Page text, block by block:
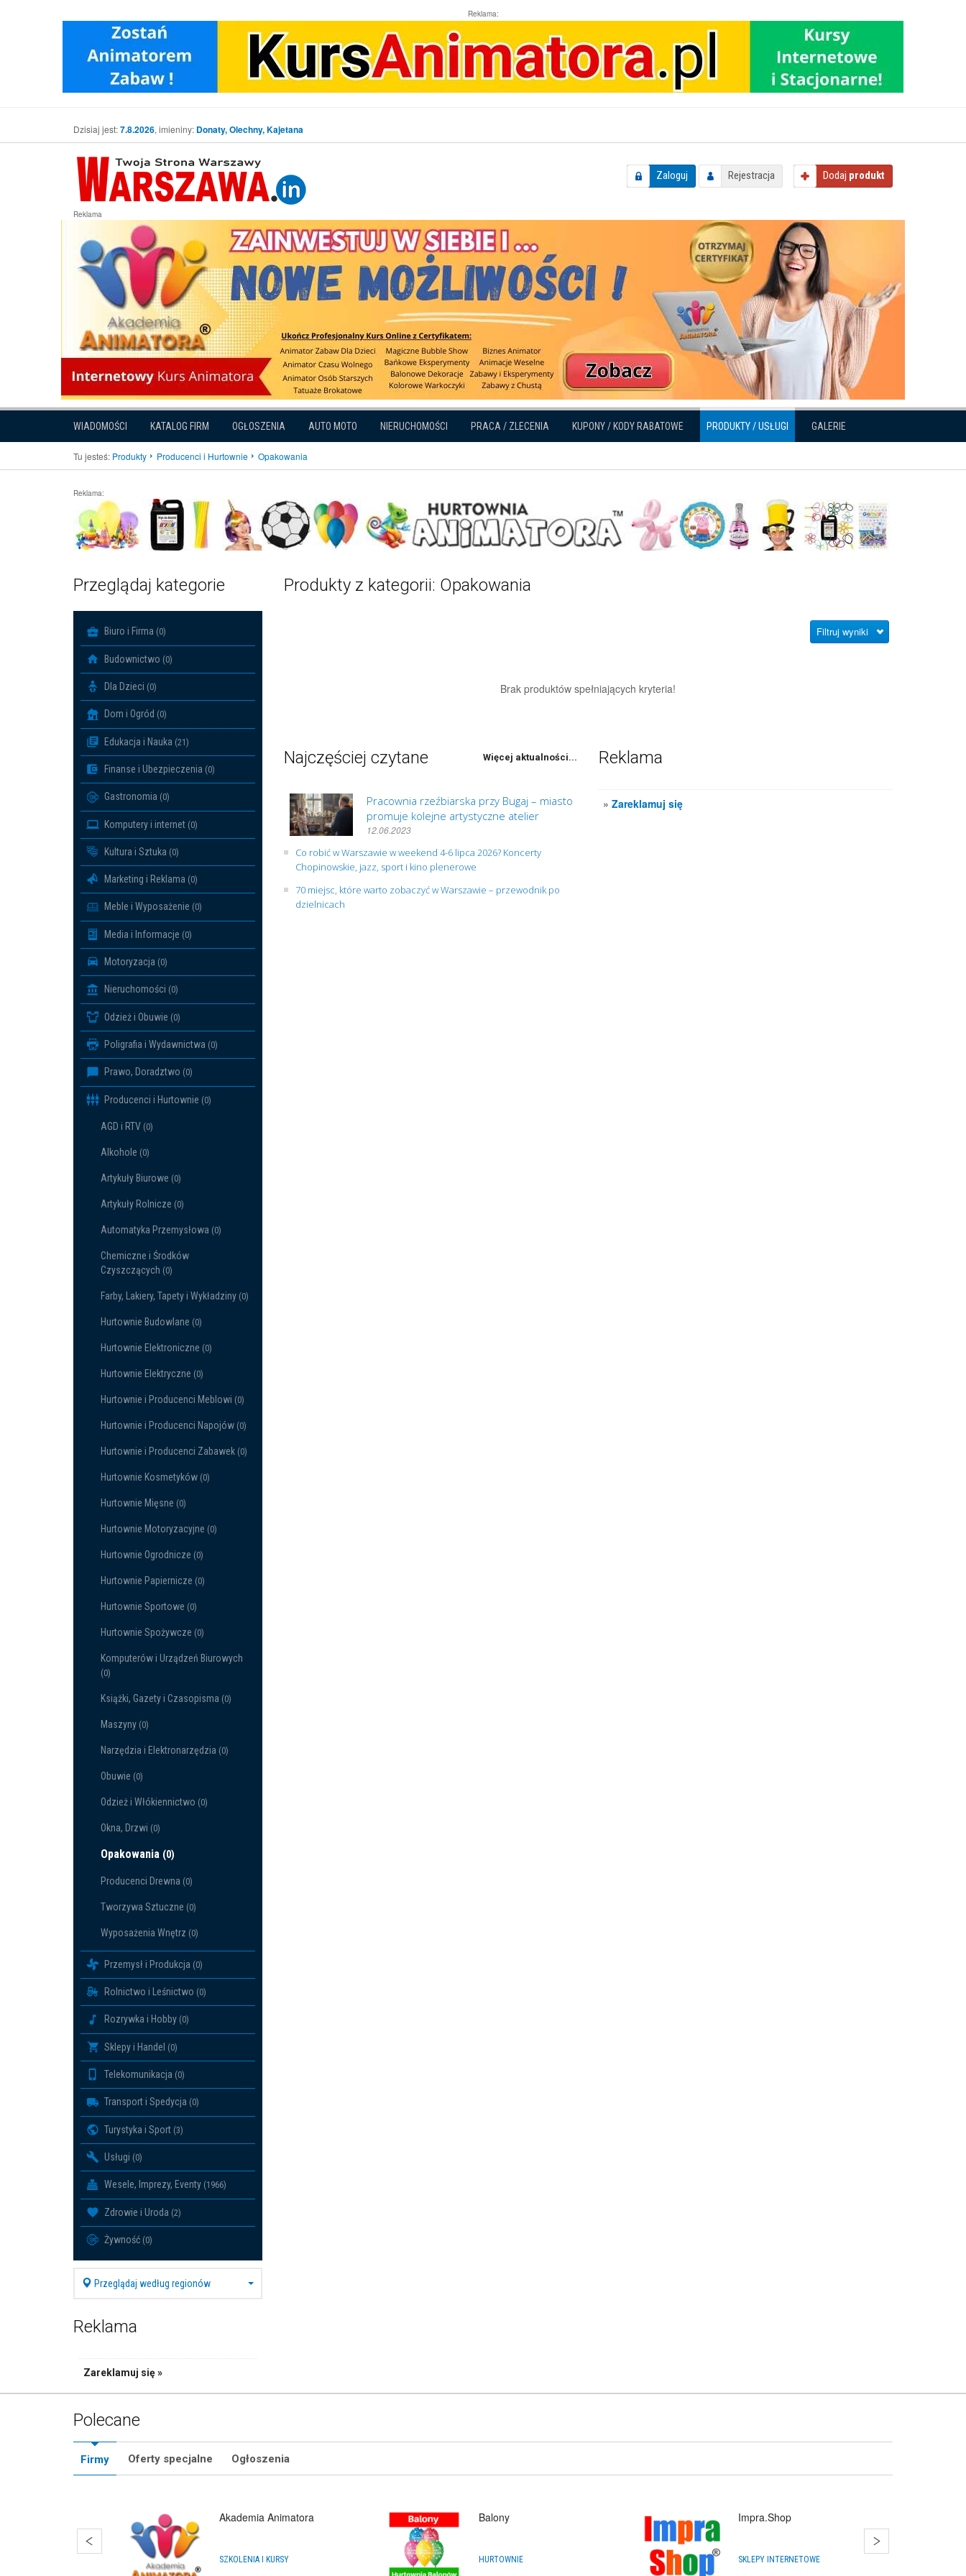
Reklama:
Dzisiaj jest:7.8.2026, imieniny: Donaty, Olechny, Kajetana
Zaloguj Rejestracja Dodaj produkt
Reklama
WIADOMOŚCI KATALOG FIRM OGŁOSZENIA AUTO MOTO NIERUCHOMOŚCI PRACA / ZLECENIA KUPONY / KODY RABATOWE PRODUKTY / USŁUGI GALERIE
Tu jesteś: Produkty Producenci i Hurtownie Opakowania
Reklama:
Przeglądaj kategorie
Biuro i Firma (0)
Budownictwo (0)
Dla Dzieci (0)
Dom i Ogród (0)
Edukacja i Nauka (21)
Finanse i Ubezpieczenia (0)
Gastronomia (0)
Komputery i internet (0)
Kultura i Sztuka (0)
Marketing i Reklama (0)
Meble i Wyposażenie (0)
Media i Informacje (0)
Motoryzacja (0)
Nieruchomości (0)
Odzież i Obuwie (0)
Poligrafia i Wydawnictwa (0)
Prawo, Doradztwo (0)
Producenci i Hurtownie (0)
AGD i RTV (0)
Alkohole (0)
Artykuły Biurowe (0)
Artykuły Rolnicze (0)
Automatyka Przemysłowa (0)
Chemiczne i Środków
Czyszczących (0)
Farby, Lakiery, Tapety i Wykładziny (0)
Hurtownie Budowlane (0)
Hurtownie Elektroniczne (0)
Hurtownie Elektryczne (0)
Hurtownie i Producenci Meblowi (0)
Hurtownie i Producenci Napojów (0)
Hurtownie i Producenci Zabawek (0)
Hurtownie Kosmetyków (0)
Hurtownie Mięsne (0)
Hurtownie Motoryzacyjne (0)
Hurtownie Ogrodnicze (0)
Hurtownie Papiernicze (0)
Hurtownie Sportowe (0)
Hurtownie Spożywcze (0)
Komputerów i Urządzeń Biurowych
(0)
Książki, Gazety i Czasopisma (0)
Maszyny (0)
Narzędzia i Elektronarzędzia (0)
Obuwie (0)
Odzież i Włókiennictwo (0)
Okna, Drzwi (0)
Opakowania (0)
Producenci Drewna (0)
Tworzywa Sztuczne (0)
Wyposażenia Wnętrz (0)
Przemysł i Produkcja (0)
Rolnictwo i Leśnictwo (0)
Rozrywka i Hobby (0)
Sklepy i Handel (0)
Telekomunikacja (0)
Transport i Spedycja (0)
Turystyka i Sport (3)
Usługi (0)
Wesele, Imprezy, Eventy (1966)
Zdrowie i Uroda (2)
Żywność (0)
Przeglądaj według regionów
Reklama
Zareklamuj się »
Produkty z kategorii: Opakowania
Filtruj wyniki
Brak produktów spełniających kryteria!
Najczęściej czytane Więcej aktualności...
Pracownia rzeźbiarska przy Bugaj – miasto
promuje kolejne artystyczne atelier
12.06.2023
Co robić w Warszawie w weekend 4-6 lipca 2026? Koncerty
Chopinowskie, jazz, sport i kino plenerowe
70 miejsc, które warto zobaczyć w Warszawie – przewodnik po
dzielnicach
Reklama
»Zareklamuj się
Polecane
Firmy Oferty specjalne Ogłoszenia
Akademia Animatora
SZKOLENIA I KURSY
Balony
HURTOWNIE
Impra.Shop
SKLEPY INTERNETOWE